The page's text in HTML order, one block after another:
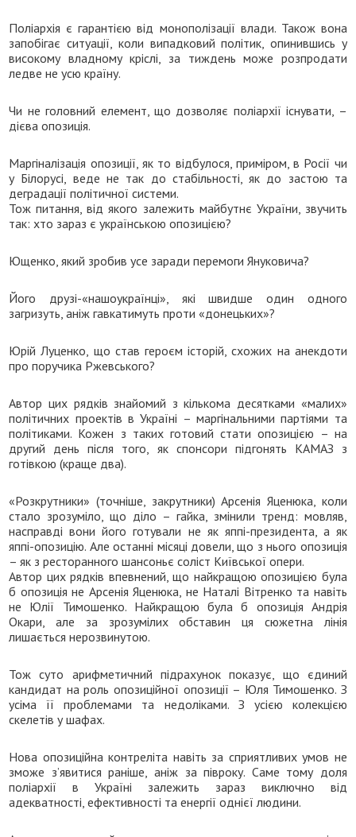
Поліархія є гарантією від монополізації влади. Також вона
запобігає ситуації, коли випадковий політик, опинившись у
високому владному кріслі, за тиждень може розпродати
ледве не усю країну.
Чи не головний елемент, що дозволяє поліархії існувати, –
дієва опозиція.
Маргіналізація опозиції, як то відбулося, приміром, в Росії чи
у Білорусі, веде не так до стабільності, як до застою та
деградації політичної системи.
Тож питання, від якого залежить майбутнє України, звучить
так: хто зараз є українською опозицією?
Ющенко, який зробив усе заради перемоги Януковича?
Його друзі-«нашоукраїнці», які швидше один одного
загризуть, аніж гавкатимуть проти «донецьких»?
Юрій Луценко, що став героєм історій, схожих на анекдоти
про поручика Ржевського?
Автор цих рядків знайомий з кількома десятками «малих»
політичних проектів в Україні – маргінальними партіями та
політиками. Кожен з таких готовий стати опозицією – на
другий день після того, як спонсори підгонять КАМАЗ з
готівкою (краще два).
«Розкрутники» (точніше, закрутники) Арсенія Яценюка, коли
стало зрозуміло, що діло – гайка, змінили тренд: мовляв,
насправді вони його готували не як яппі-президента, а як
яппі-опозицію. Але останні місяці довели, що з нього опозиція
– як з ресторанного шансоньє соліст Київської опери.
Автор цих рядків впевнений, що найкращою опозицією була
б опозиція не Арсенія Яценюка, не Наталі Вітренко та навіть
не Юлії Тимошенко. Найкращою була б опозиція Андрія
Окари, але за зрозумілих обставин ця сюжетна лінія
лишається нерозвинутою.
Тож суто арифметичний підрахунок показує, що єдиний
кандидат на роль опозиційної опозиції – Юля Тимошенко. З
усіма її проблемами та недоліками. З усією колекцією
скелетів у шафах.
Нова опозиційна контреліта навіть за сприятливих умов не
зможе з’явитися раніше, аніж за півроку. Саме тому доля
поліархії в Україні залежить зараз виключно від
адекватності, ефективності та енергії однієї людини.